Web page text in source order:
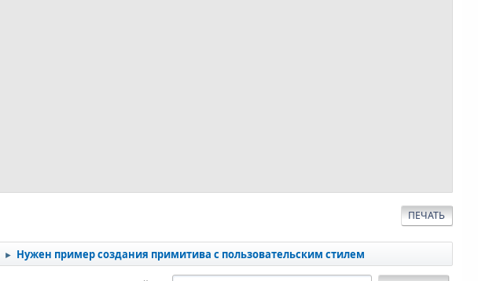
ПЕЧАТЬ
► Нужен пример создания примитива с пользовательским стилем